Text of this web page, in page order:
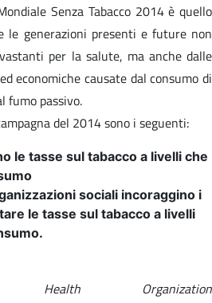
Senza Tabacco 2014 è quello
le generazioni presenti e future non
per la salute, ma anche dalle
economiche causate dal consumo di
fumo passivo.
del 2014 sono i seguenti:
le tasse sul tabacco a livelli che
sociali incoraggino i
le tasse sul tabacco a livelli
Organization